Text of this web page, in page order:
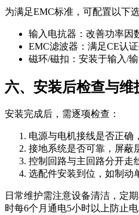
为满足EMC标准，可配置以下
输入电抗器：改善功率因
EMC滤波器：满足CE认
磁环/磁扣：安装于输入/
六、安装后检查与维
安装完成后，需逐项检查：
电源与电机接线是否正确
接地系统是否可靠，屏蔽
控制回路与主回路分开走
选配件安装到位，如制动
日常维护需注意设备清洁，定
时每6个月通电5小时以上防止电